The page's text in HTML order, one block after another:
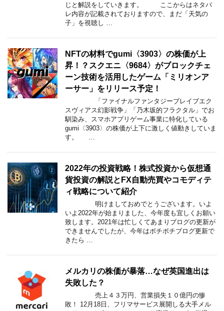
じと解説をしていきます。 ここからはネタバ
レ内容が記載されておりますので、まだ「天気の
子」を視聴し …
NFTの材料でgumi〈3903〉の株価が上
昇！？スクエニ〈9684〉がブロックチェ
ーン技術を活用したゲーム「ミリオンア
ーサー」をリリース予定！
「ファイナルファンタジーブレイブエク
スヴィアス幻影戦争」「乃木坂的フラクタル」でお
馴染み、スマホアプリゲーム事業に特化している
gumi〈3903〉の株価が上下に激しく値動きしていま
す。 …
2022年の投資戦略！株式投資から仮想通
貨投資の解説とFX自動売買やコモディテ
ィ戦略について紹介
明けましておめでとうございます。いよ
いよ2022年が始まりました、今年度も宜しくお願い
致します。2021年は忙しくてあまりブログの更新が
できませんでしたが、今年はボチボチブログ更新で
きたら …
メルカリの株価が暴落…なぜ英国進出は
失敗した？
売上４３万円、営業損失１０億円の惨
敗！ 12月18日、フリマサービス展開しる大手メル